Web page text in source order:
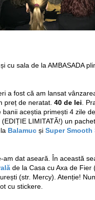
cu sala de la AMBASADA
a fost că am lansat
preț de neratat. 40 de lei .
aceștia primești 4 zile
LIMITATĂ!) un
Balamuc și Super Smooth
am dat aseară. În această
de la Casa cu Axa de Fier
(str. Mercy). Atenție!
cu stickere.